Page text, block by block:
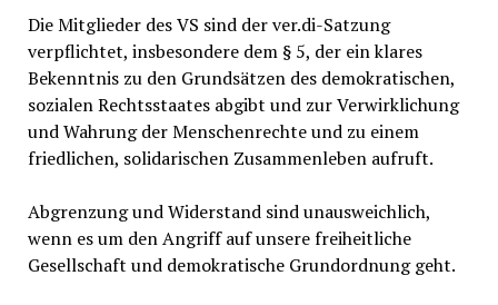
Die Mitglieder des VS sind der ver.di-Satzung
verpflichtet, insbesondere dem § 5, der ein klares
Bekenntnis zu den Grundsätzen des demokratischen,
sozialen Rechtsstaates abgibt und zur Verwirklichung
und Wahrung der Menschenrechte und zu einem
friedlichen, solidarischen Zusammenleben aufruft.
Abgrenzung und Widerstand sind unausweichlich,
wenn es um den Angriff auf unsere freiheitliche
Gesellschaft und demokratische Grundordnung geht.